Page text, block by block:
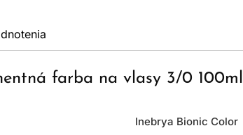
farba na vlasy 3/0 100ml
Inebrya Bionic Color